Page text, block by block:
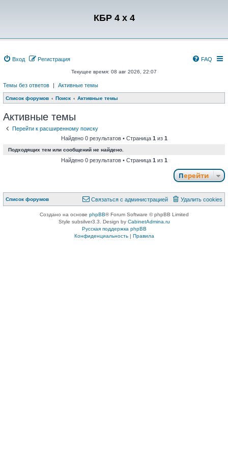
КБР 4 x 4
Вход Регистрация FAQ
Текущее время: 08 авг 2026, 22:07
Темы без ответов | Активные темы
Список форумов Поиск Активные темы
Активные темы
Перейти к расширенному поиску
Найдено 0 результатов • Страница 1 из 1
Подходящих тем или сообщений не найдено.
Найдено 0 результатов • Страница 1 из 1
Перейти
Список форумов Удалить cookies
Связаться с
Связаться с администрацией
Создано на основе phpBB® Forum Software © phpBB Limited
Style subsilver3.3. Design by CabinetAdmina.ru
Русская поддержка phpBB
Конфиденциальность| Правила